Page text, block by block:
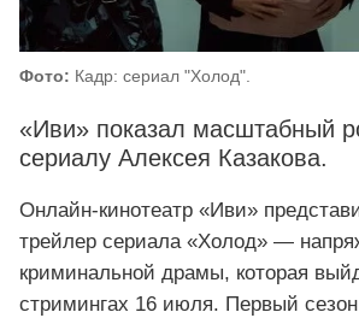
Фото: Кадр: сериал "Холод".
«Иви» показал масштабный
сериалу Алексея Казакова.
Онлайн‑кинотеатр «Иви»
трейлер сериала «Холод» —
криминальной драмы, которая
стримингах 16 июля. Первый сезон